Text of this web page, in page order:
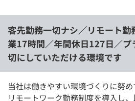
客先勤務一切ナシ／リモート勤
業17時間／年間休日127日／プ
切にしていただける環境です
当社は働きやすい環境づくりに努め
リモートワーク勤務制度を導入し